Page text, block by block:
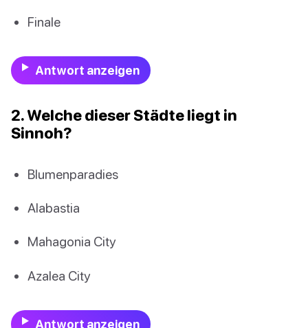
Finale
Antwort anzeigen
2. Welche dieser Städte liegt in
Sinnoh?
Blumenparadies
Alabastia
Mahagonia City
Azalea City
Antwort anzeigen